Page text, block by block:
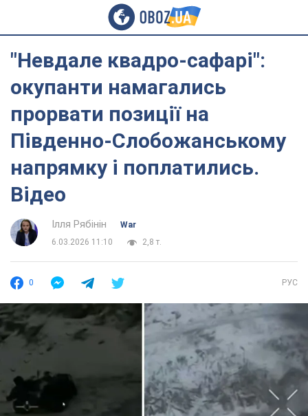
"Невдале квадро-сафарі":
окупанти намагались
прорвати позиції на
Південно-Слобожанському
напрямку і поплатились.
Відео
Ілля Рябінін
War
6.03.2026 11:10
2,8 т.
0 РУС